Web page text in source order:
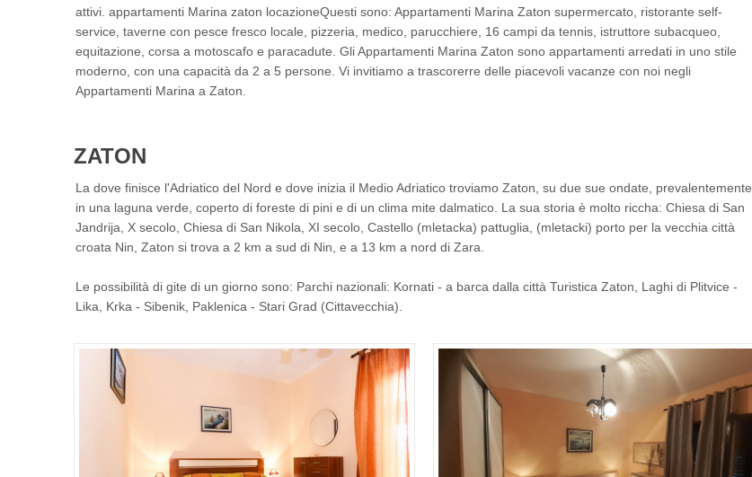
attivi. appartamenti Marina zaton locazioneQuesti sono: Appartamenti Marina Zaton supermercato, ristorante self-
service, taverne con pesce fresco locale, pizzeria, medico, parucchiere, 16 campi da tennis, istruttore subacqueo,
equitazione, corsa a motoscafo e paracadute. Gli Appartamenti Marina Zaton sono appartamenti arredati in uno stile
moderno, con una capacità da 2 a 5 persone. Vi invitiamo a trascorerre delle piacevoli vacanze con noi negli
Appartamenti Marina a Zaton.
ZATON
La dove finisce l'Adriatico del Nord e dove inizia il Medio Adriatico troviamo Zaton, su due sue ondate, prevalentemente
in una laguna verde, coperto di foreste di pini e di un clima mite dalmatico. La sua storia è molto riccha: Chiesa di San
Jandrija, X secolo, Chiesa di San Nikola, XI secolo, Castello (mletacka) pattuglia, (mletacki) porto per la vecchia città
croata Nin, Zaton si trova a 2 km a sud di Nin, e a 13 km a nord di Zara.
Le possibilità di gite di un giorno sono: Parchi nazionali: Kornati - a barca dalla città Turistica Zaton, Laghi di Plitvice -
Lika, Krka - Sibenik, Paklenica - Stari Grad (Cittavecchia).